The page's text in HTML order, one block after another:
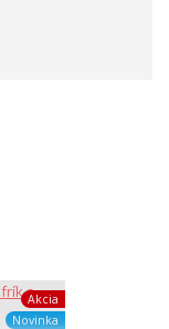
Akcia
Novinka